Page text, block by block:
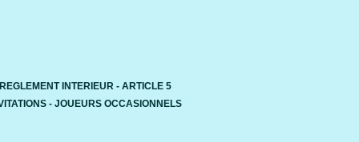
INTERIEUR - ARTICLE 5
- JOUEURS OCCASIONNELS